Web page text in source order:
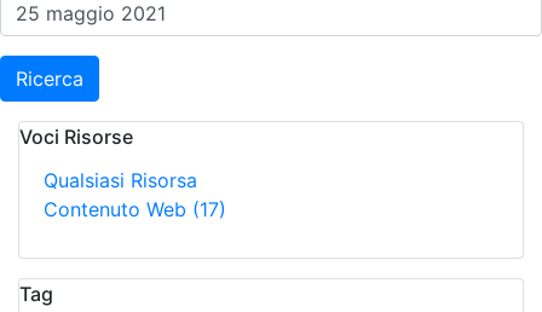
Ricerca
Voci Risorse
Qualsiasi Risorsa
Contenuto Web (17)
Tag